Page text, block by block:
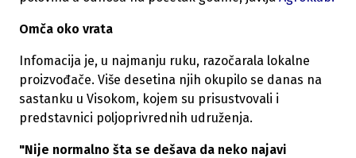
Omča oko vrata
Infomacija je, u najmanju ruku, razočarala lokalne
proizvođače. Više desetina njih okupilo se danas na
sastanku u Visokom, kojem su prisustvovali i
predstavnici poljoprivrednih udruženja.
"Nije normalno šta se dešava da neko najavi